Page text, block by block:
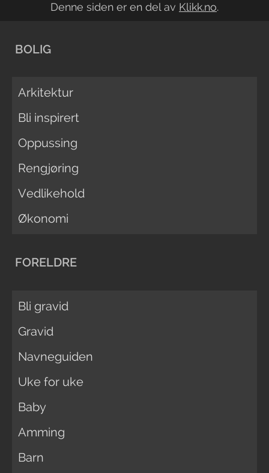
Denne siden er en del av Klikk.no.
BOLIG
Arkitektur
Bli inspirert
Oppussing
Rengjøring
Vedlikehold
Økonomi
FORELDRE
Bli gravid
Gravid
Navneguiden
Uke for uke
Baby
Amming
Barn